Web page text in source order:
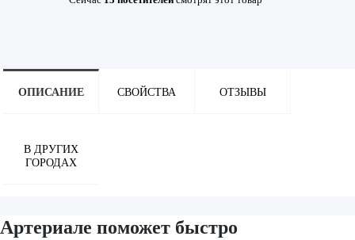
ОПИСАНИЕ СВОЙСТВА ОТЗЫВЫ
В ДРУГИХ
ГОРОДАХ
Артериале поможет быстро